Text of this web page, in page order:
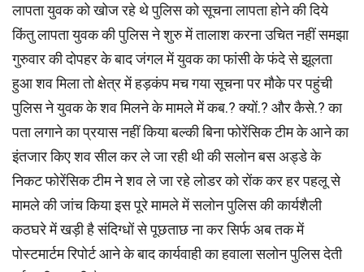
लापता युवक को खोज रहे थे पुलिस को सूचना लापता होने की दिये
किंतु लापता युवक की पुलिस ने शुरु में तालाश करना उचित नहीं समझा
गुरुवार की दोपहर के बाद जंगल में युवक का फांसी के फंदे से झूलता
हुआ शव मिला तो क्षेत्र में हड़कंप मच गया सूचना पर मौके पर पहुंची
पुलिस ने युवक के शव मिलने के मामले में कब.? क्यों.? और कैसे.? का
पता लगाने का प्रयास नहीं किया बल्की बिना फोरेंसिक टीम के आने का
इंतजार किए शव सील कर ले जा रही थी की सलोन बस अड्डे के
निकट फोरेंसिक टीम ने शव ले जा रहे लोडर को रोंक कर हर पहलू से
मामले की जांच किया इस पूरे मामले में सलोन पुलिस की कार्यशैली
कठघरे में खड़ी है संदिग्धों से पूछताछ ना कर सिर्फ अब तक में
पोस्टमार्टम रिपोर्ट आने के बाद कार्यवाही का हवाला सलोन पुलिस देती